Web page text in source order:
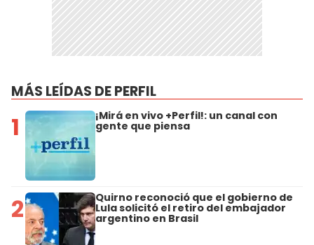
MÁS LEÍDAS DE PERFIL
1 ¡Mirá en vivo +Perfil!: un canal con
gente que piensa
2 Quirno reconoció que el gobierno de
Lula solicitó el retiro del embajador
argentino en Brasil